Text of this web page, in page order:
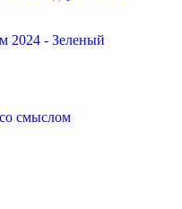
2024 - Зеленый
смыслом